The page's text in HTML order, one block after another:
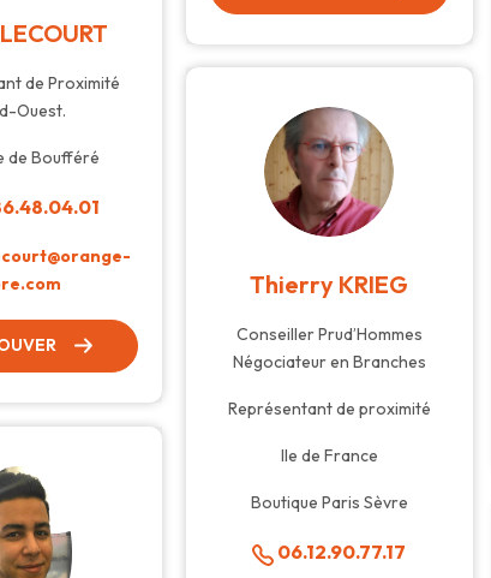
de Proximité
Ouest.
de Boufféré
Thierry KRIEG
Conseiller Prud’Hommes
Négociateur en Branches
Représentant de proximité
Ile de France
Boutique Paris Sèvre
06.12.90.77.17